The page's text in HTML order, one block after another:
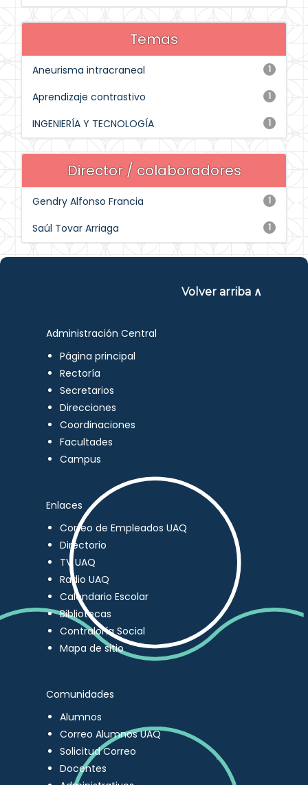
Temas
1
Aneurisma intracraneal
1
Aprendizaje contrastivo
1
INGENIERÍA Y TECNOLOGÍA
Director / colaboradores
1
Gendry Alfonso Francia
1
Saúl Tovar Arriaga
Volver arriba ∧
Administración Central
Página principal
Rectoría
Secretarios
Direcciones
Coordinaciones
Facultades
Campus
Enlaces
Correo de Empleados UAQ
Directorio
TV UAQ
Radio UAQ
Calendario Escolar
Bibliotecas
Contraloría Social
Mapa de sitio
Comunidades
Alumnos
Correo Alumnos UAQ
Solicitud Correo
Docentes